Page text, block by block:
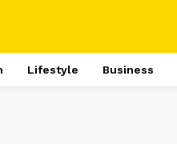
Lifestyle Business